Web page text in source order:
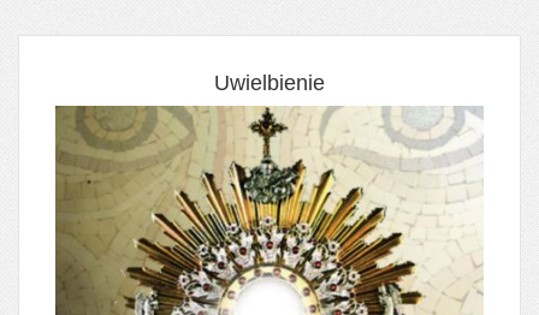
Uwielbienie